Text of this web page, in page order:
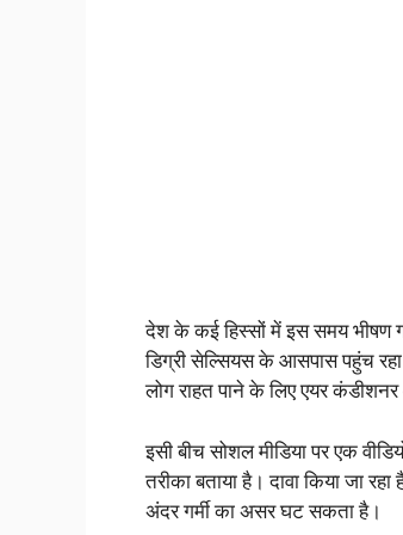
देश के कई हिस्सों में इस समय भीषण
डिग्री सेल्सियस के आसपास पहुंच
लोग राहत पाने के लिए एयर
इसी बीच सोशल मीडिया पर एक
तरीका बताया है। दावा किया जा
अंदर गर्मी का असर घट सकता है।